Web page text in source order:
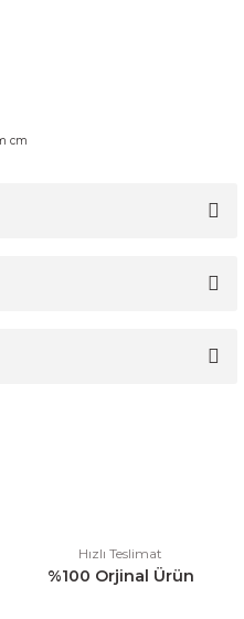
cm
Hızlı Teslimat
%100 Orjinal Ürün